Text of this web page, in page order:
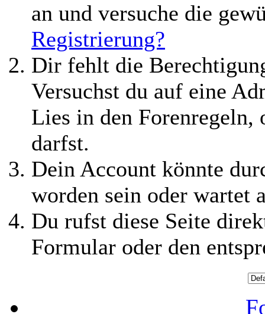
an und versuche die
Registrierung?
Dir fehlt die
Versuchst du auf eine
Lies in den Forenregeln,
darfst.
Dein Account könnte
worden sein oder wartet
Du rufst diese Seite
Formular oder den